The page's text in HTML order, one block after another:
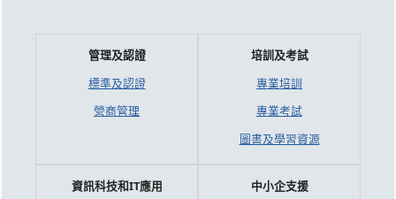
管理及認證
標準及認證
營商管理
培訓及考試
專業培訓
專業考試
圖書及學習資源
資訊科技和IT應用
中小企支援